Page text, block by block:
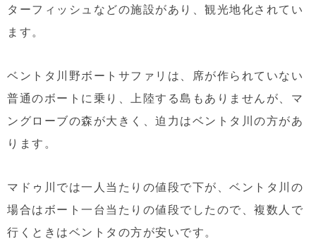
ターフィッシュなどの施設があり、観光地化されてい
ます。
ベントタ川野ボートサファリは、席が作られていない
普通のボートに乗り、上陸する島もありませんが、マ
ングローブの森が大きく、迫力はベントタ川の方があ
ります。
マドゥ川では一人当たりの値段で下が、ベントタ川の
場合はボート一台当たりの値段でしたので、複数人で
行くときはベントタの方が安いです。